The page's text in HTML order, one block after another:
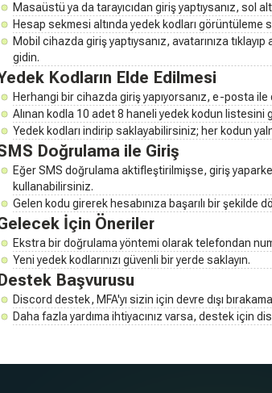
Masaüstü ya da tarayıcıdan giriş yaptıysanız, sol
Hesap sekmesi altında yedek kodları
Mobil cihazda giriş yaptıysanız, avatarınıza
gidin.
Kodların Elde Edilmesi
Herhangi bir cihazda giriş yapıyorsanız, e-posta ile
Alınan kodla 10 adet 8 haneli yedek kodun listesini
Yedek kodları indirip saklayabilirsiniz; her kodun
Doğrulama ile Giriş
Eğer SMS doğrulama aktifleştirilmişse, giriş
kullanabilirsiniz.
Gelen kodu girerek hesabınıza başarılı bir şekilde
İçin Öneriler
Ekstra bir doğrulama yöntemi olarak telefondan
Yeni yedek kodlarınızı güvenli bir yerde saklayın.
Başvurusu
Discord destek, MFA'yı sizin için devre dışı
Daha fazla yardıma ihtiyacınız varsa, destek için